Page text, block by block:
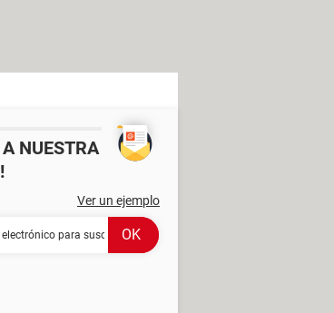
A NUESTRA
Ver un ejemplo